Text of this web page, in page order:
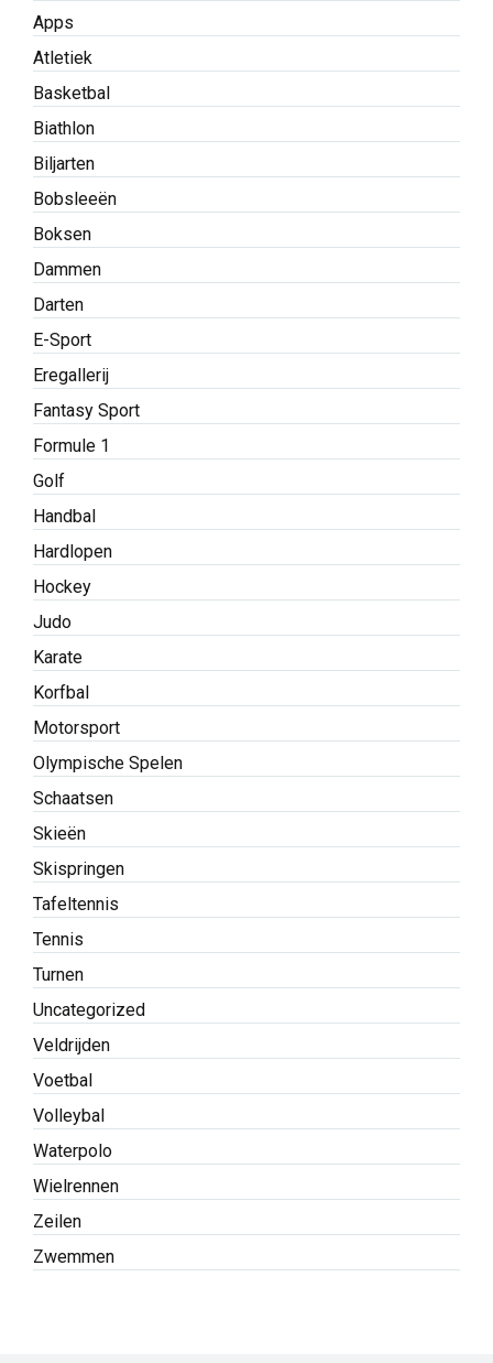
Apps
Atletiek
Basketbal
Biathlon
Biljarten
Bobsleeën
Boksen
Dammen
Darten
E-Sport
Eregallerij
Fantasy Sport
Formule 1
Golf
Handbal
Hardlopen
Hockey
Judo
Karate
Korfbal
Motorsport
Olympische Spelen
Schaatsen
Skieën
Skispringen
Tafeltennis
Tennis
Turnen
Uncategorized
Veldrijden
Voetbal
Volleybal
Waterpolo
Wielrennen
Zeilen
Zwemmen